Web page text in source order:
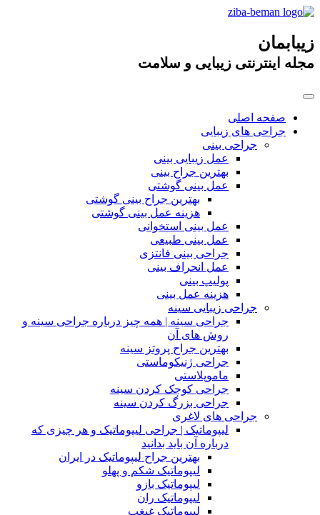
زیبابمان
مجله اینترنتی زیبایی و سلامت
صفحه اصلی
جراحی های زیبایی
جراحی بینی
عمل زیبایی بینی
بهترین جراح بینی
عمل بینی گوشتی
بهترین جراح بینی گوشتی
هزینه عمل بینی گوشتی
عمل بینی استخوانی
عمل بینی طبیعی
جراحی بینی فانتزی
عمل انحراف بینی
پولیپ بینی
هزینه عمل بینی
جراحی زیبایی سینه
جراحی سینه | همه چیز درباره جراحی سینه و
روش های آن
بهترین جراح پروتز سینه
جراحی ژنیکوماستی
ماموپلاستی
جراحی کوچک کردن سینه
جراحی بزرگ کردن سینه
جراحی های لاغری
لیپوماتیک | جراحی لیپوماتیک و هر چیزی که
درباره آن باید بدانید
بهترین جراح لیپوماتیک در ایران
لیپوماتیک شکم و پهلو
لیپوماتیک بازو
لیپوماتیک ران
لیپوماتیک غبغب